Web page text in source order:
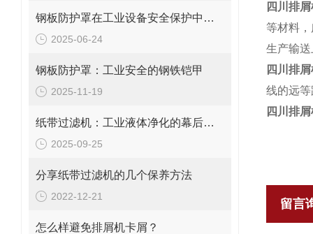
钢板防护罩在工业设备安全保护中的应用与优化
2025-06-24
钢板防护罩：工业安全的钢铁铠甲
2025-11-19
纸带过滤机：工业液体净化的幕后英雄
2025-09-25
分享纸带过滤机的几个保养方法
2022-12-21
怎么样避免排屑机卡屑？
四川排
等材料
生产输
四川排
线的远
四川排
留言